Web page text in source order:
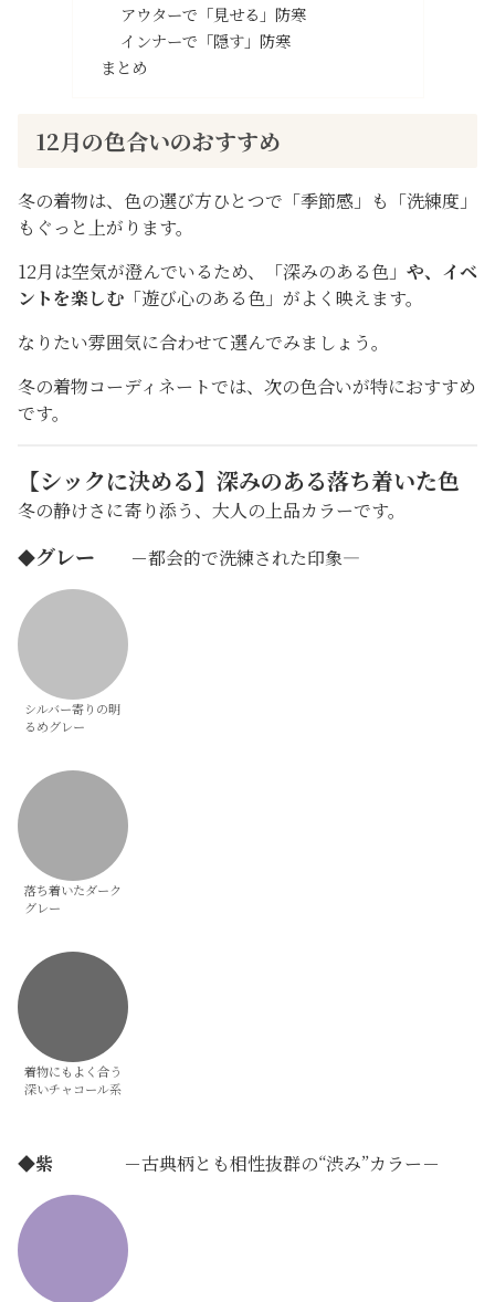
アウターで「見せる」防寒
インナーで「隠す」防寒
まとめ
12月の色合いのおすすめ
冬の着物は、色の選び方ひとつで「季節感」も「洗練度」
もぐっと上がります。
12月は空気が澄んでいるため、「深みのある色」 や、イベ
ントを楽しむ 「遊び心のある色」がよく映えます。
なりたい雰囲気に合わせて選んでみましょう。
冬の着物コーディネートでは、次の色合いが特におすすめ
です。
【シックに決める】深みのある落ち着いた色
冬の静けさに寄り添う、大人の上品カラーです。
◆グレー －都会的で洗練された印象―
シルバー寄りの明
るめグレー
落ち着いたダーク
グレー
着物にもよく合う
深いチャコール系
◆紫 －古典柄とも相性抜群の“渋み”カラー－